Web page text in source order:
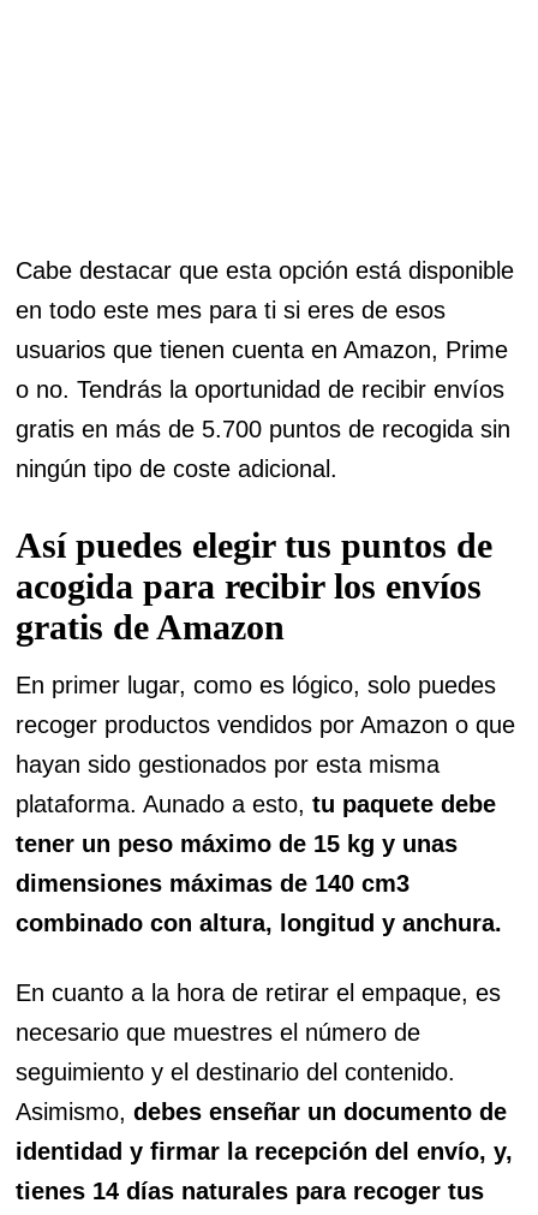
Cabe destacar que esta opción está disponible
en todo este mes para ti si eres de esos
usuarios que tienen cuenta en Amazon, Prime
o no. Tendrás la oportunidad de recibir envíos
gratis en más de 5.700 puntos de recogida sin
ningún tipo de coste adicional.
Así puedes elegir tus puntos de
acogida para recibir los envíos
gratis de Amazon
En primer lugar, como es lógico, solo puedes
recoger productos vendidos por Amazon o que
hayan sido gestionados por esta misma
plataforma. Aunado a esto, tu paquete debe
tener un peso máximo de 15 kg y unas
dimensiones máximas de 140 cm3
combinado con altura, longitud y anchura.
En cuanto a la hora de retirar el empaque, es
necesario que muestres el número de
seguimiento y el destinario del contenido.
Asimismo,debes enseñar un documento de
identidad y firmar la recepción del envío, y,
tienes 14 días naturales para recoger tus